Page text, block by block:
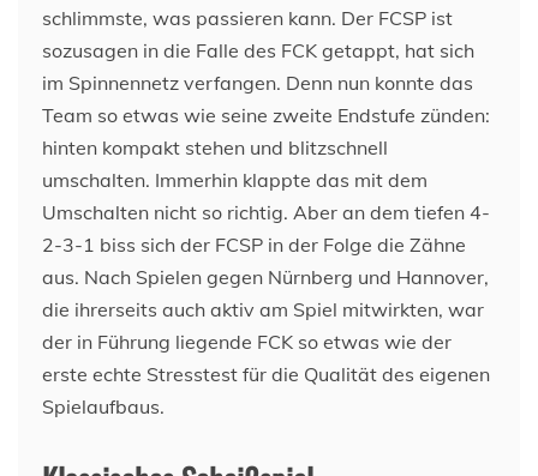
schlimmste, was passieren kann. Der FCSP ist
sozusagen in die Falle des FCK getappt, hat sich
im Spinnennetz verfangen. Denn nun konnte das
Team so etwas wie seine zweite Endstufe zünden:
hinten kompakt stehen und blitzschnell
umschalten. Immerhin klappte das mit dem
Umschalten nicht so richtig. Aber an dem tiefen 4-
2-3-1 biss sich der FCSP in der Folge die Zähne
aus. Nach Spielen gegen Nürnberg und Hannover,
die ihrerseits auch aktiv am Spiel mitwirkten, war
der in Führung liegende FCK so etwas wie der
erste echte Stresstest für die Qualität des eigenen
Spielaufbaus.